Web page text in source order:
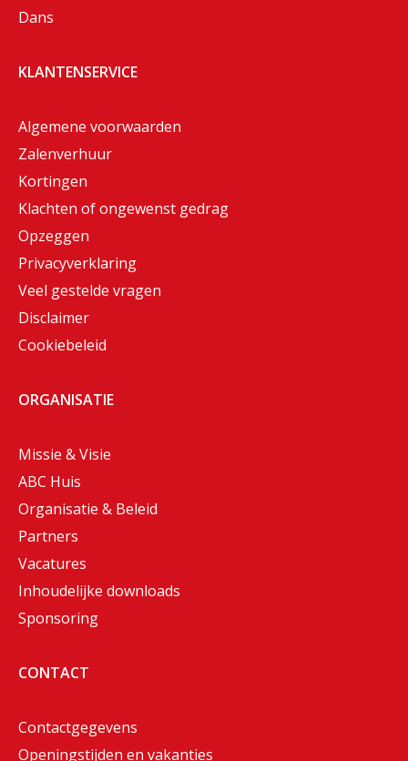
Dans
KLANTENSERVICE
Algemene voorwaarden
Zalenverhuur
Kortingen
Klachten of ongewenst gedrag
Opzeggen
Privacyverklaring
Veel gestelde vragen
Disclaimer
Cookiebeleid
ORGANISATIE
Missie & Visie
ABC Huis
Organisatie & Beleid
Partners
Vacatures
Inhoudelijke downloads
Sponsoring
CONTACT
Contactgegevens
Openingstijden en vakanties